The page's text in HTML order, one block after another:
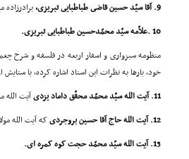
9. آقا سیّد حسین قاضى طباطبایى تبریزى،
برادرزاده
10 .علاّمه سیّد محمّدحسین طباطبایى تبریزى.
منظومه سبزوارى و اسفار اربعه در فلسفه و شرح
خود، بارها به نظرات این استاد اشاره کرده، با
11. آیت الله سیّد محمّد محقّق داماد یزدى
آیت الله مولانا، یک دوره 7
12. آیت الله حاج آقا حسین بروجردى
که آیت الله
13. آیت الله سیّد محمّد حجت کوه کمره اى.